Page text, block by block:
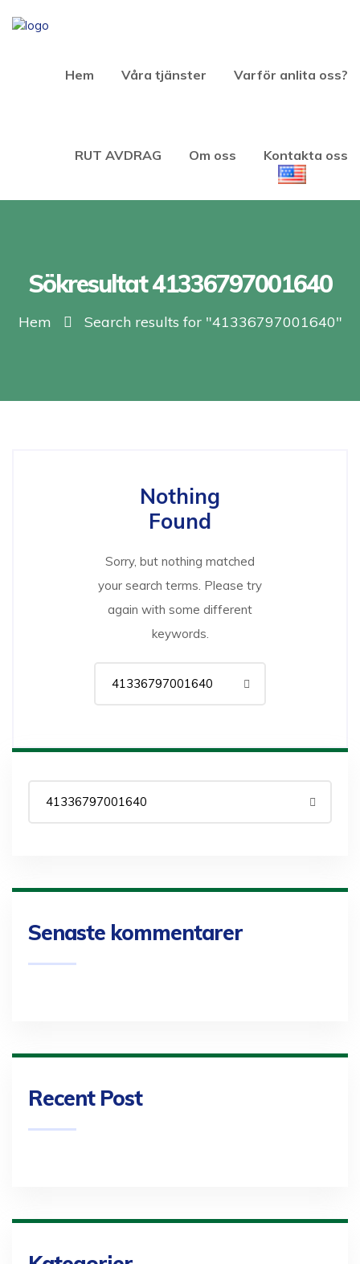
Hem Våra tjänster Varför anlita oss?
RUT AVDRAG Om oss Kontakta oss
Sökresultat 41336797001640
Hem Search results for "41336797001640"
Nothing
Found
Sorry, but nothing matched
your search terms. Please try
again with some different
keywords.
Senaste kommentarer
Recent Post